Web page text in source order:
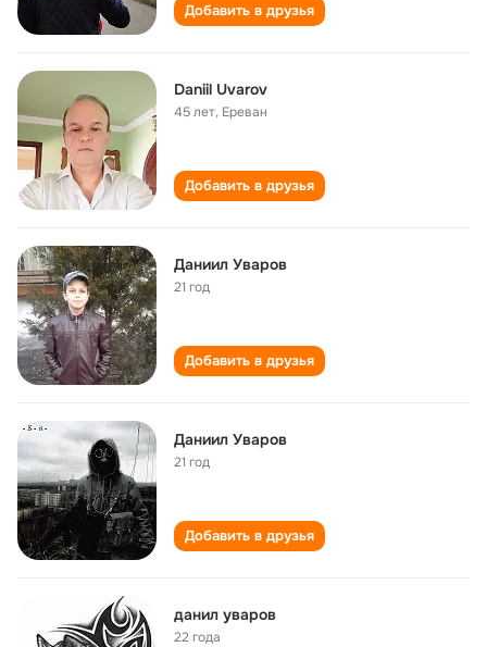
Добавить в друзья
Daniil Uvarov
45 лет, Ереван
Добавить в друзья
Даниил Уваров
21 год
Добавить в друзья
Даниил Уваров
21 год
Добавить в друзья
данил уваров
22 года